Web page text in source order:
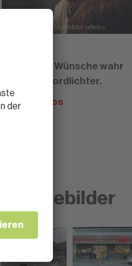
SPAR lässt Wünsche wahr
werden - Nordlichter.
Mehr Videos
Pressebilder